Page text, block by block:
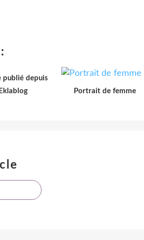
publié depuis
Eklablog
Portrait de femme